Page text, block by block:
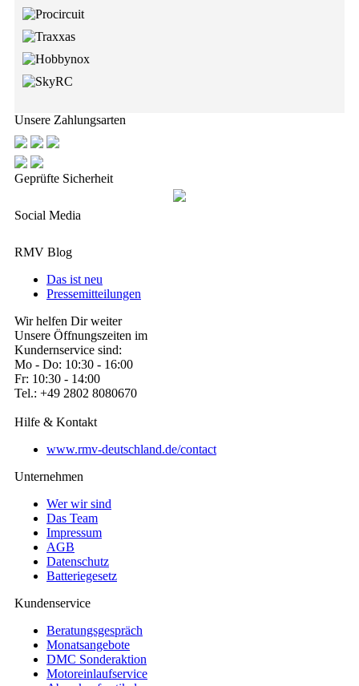
Unsere Zahlungsarten
Geprüfte Sicherheit
Social Media
RMV Blog
Das ist neu
Pressemitteilungen
Wir helfen Dir weiter
Unsere Öffnungszeiten im
Kundernservice sind:
Mo - Do: 10:30 - 16:00
Fr: 10:30 - 14:00
Tel.: +49 2802 8080670
Hilfe & Kontakt
www.rmv-deutschland.de/contact
Unternehmen
Wer wir sind
Das Team
Impressum
AGB
Datenschutz
Batteriegesetz
Kundenservice
Beratungsgespräch
Monatsangebote
DMC Sonderaktion
Motoreinlaufservice